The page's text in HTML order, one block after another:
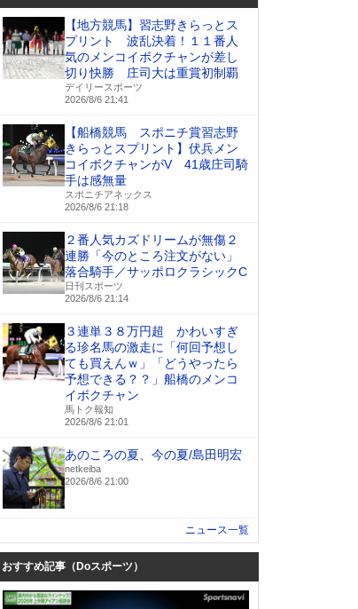
【地方競馬】習志野きらっとス
プリント 波乱決着！１１番人
気のメンコイボクチャンが差し
切り快勝 庄司大は重賞初制覇
デイリースポーツ
2026/8/6 21:41
【船橋競馬 スポニチ賞習志野
きらっとスプリント】伏兵メン
コイボクチャンがV 41歳庄司騎
手は感無量
スポニチアネックス
2026/8/6 21:18
２番人気カズドリームが無傷２
連勝「今のところ注文がない」
落合騎手／サッポロクラシックC
日刊スポーツ
2026/8/6 21:14
３連単３８万円超 かわいすぎ
る珍名馬の激走に「何回予想し
ても買えんｗ」「どうやったら
予想できる？？」船橋のメンコ
イボクチャン
馬トク報知
2026/8/6 21:01
あのころの夏、今の夏/島田明宏
netkeiba
2026/8/6 21:00
ニュース一覧
おすすめ記事（Doスポーツ）